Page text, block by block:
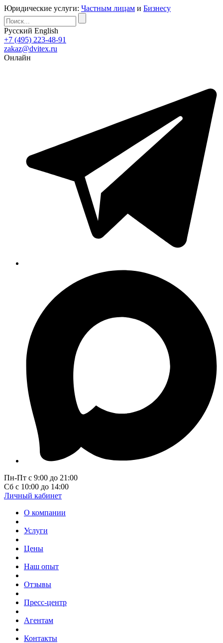
Юридические услуги: Частным лицам и Бизнесу
Русский English
+7 (495) 223-48-91
zakaz@dvitex.ru
Онлайн
Пн-Пт с 9:00 до 21:00
Сб с 10:00 до 14:00
Личный кабинет
О компании
Услуги
Цены
Наш опыт
Отзывы
Пресс-центр
Агентам
Контакты